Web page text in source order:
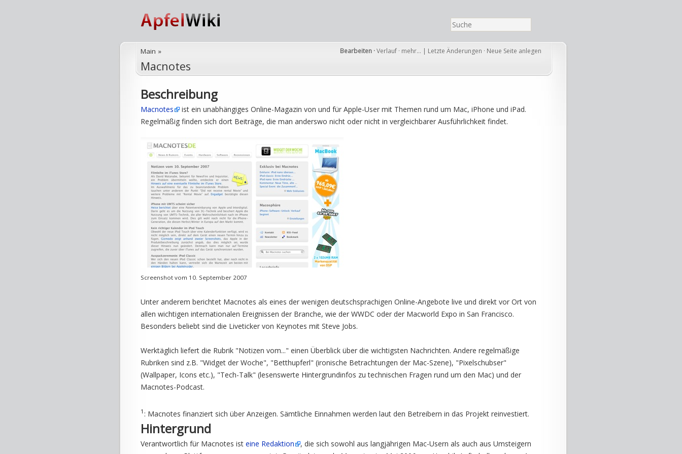
Bearbeiten ·Verlauf · mehr… | Letzte Änderungen · Neue Seite anlegen
Main »
Macnotes
Beschreibung
Macnotes
ist ein unabhängiges Online-Magazin von und für Apple-User mit Themen rund um Mac, iPhone und iPad.
Regelmäßig finden sich dort Beiträge, die man anderswo nicht oder nicht in vergleichbarer Ausführlichkeit findet.
Screenshot vom 10. September 2007
Unter anderem berichtet Macnotes als eines der wenigen deutschsprachigen Online-Angebote live und direkt vor Ort von
allen wichtigen internationalen Ereignissen der Branche, wie der WWDC oder der Macworld Expo in San Francisco.
Besonders beliebt sind die Liveticker von Keynotes mit Steve Jobs.
Werktäglich liefert die Rubrik "Notizen vom..." einen Überblick über die wichtigsten Nachrichten. Andere regelmäßige
Rubriken sind z.B. "Widget der Woche", "Betthupferl" (ironische Betrachtungen der Mac-Szene), "Pixelschubser"
(Wallpaper, Icons etc.), "Tech-Talk" (lesenswerte Hintergrundinfos zu technischen Fragen rund um den Mac) und der
Macnotes-Podcast.
1 : Macnotes finanziert sich über Anzeigen. Sämtliche Einnahmen werden laut den Betreibern in das Projekt reinvestiert.
Hintergrund
Verantwortlich für Macnotes ist eine Redaktion
, die sich sowohl aus langjährigen Mac-Usern als auch aus Umsteigern